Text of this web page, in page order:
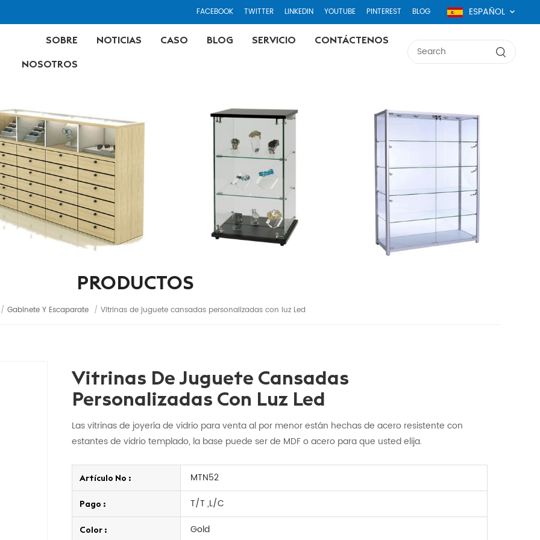
FACEBOOK TWITTER LINKEDIN YOUTUBE PINTEREST BLOG ESPAÑOL
SOBRE
NOSOTROS
NOTICIAS CASO BLOG SERVICIO CONTÁCTENOS
PRODUCTOS
/ Gabinete Y Escaparate / Vitrinas de juguete cansadas personalizadas con luz Led
Vitrinas De Juguete Cansadas
Personalizadas Con Luz Led
Las vitrinas de joyería de vidrio para venta al por menor están hechas de acero resistente con
estantes de vidrio templado, la base puede ser de MDF o acero para que usted elija.
Artículo No : MTN52
Pago : T/T ,L/C
Color : Gold